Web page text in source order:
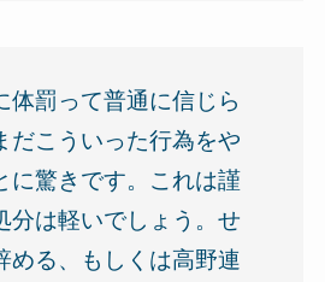
体罰って普通に信じら
だこういった行為をや
に驚きです。これは謹
分は軽いでしょう。せ
める、もしくは高野連